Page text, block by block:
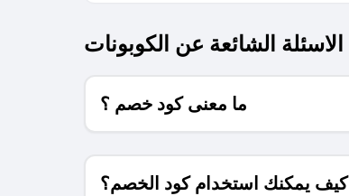
الاسئلة الشائعة عن الكوبونات
ما معنى كود خصم ؟
كيف يمكنك استخدام كود الخصم؟